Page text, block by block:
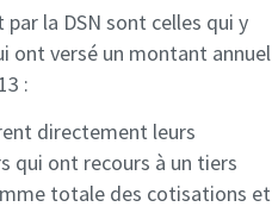
la DSN sont celles qui y
ont versé un montant annuel
:
directement leurs
qui ont recours à un tiers
totale des cotisations et